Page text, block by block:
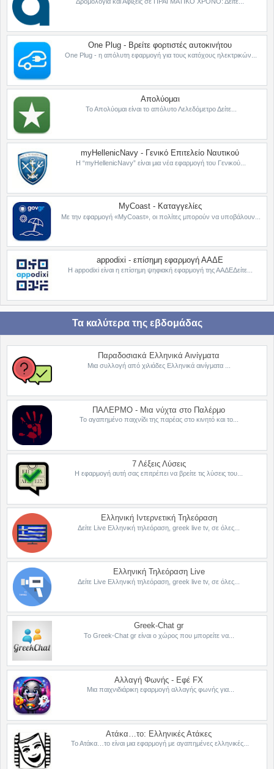
Δρομολόγια και Αφίξεις σε ΠΡΑΓΜΑΤΙΚΟ ΧΡΟΝΟ: Δείτε...
One Plug - Βρείτε φορτιστές αυτοκινήτου
One Plug - η απόλυτη εφαρμογή για τους κατόχους ηλεκτρικών...
Απολύομαι
Το Απολύομαι είναι το απόλυτο Λελεδόμετρο Δείτε...
myHellenicNavy - Γενικό Επιτελείο Ναυτικού
Η “myHellenicNavy” είναι μια νέα εφαρμογή του Γενικού...
MyCoast - Καταγγελίες
Με την εφαρμογή «MyCoast», οι πολίτες μπορούν να υποβάλουν...
appodixi - επίσημη εφαρμογή ΑΑΔΕ
Η appodixi είναι η επίσημη ψηφιακή εφαρμογή της ΑΑΔΕΔείτε...
Τα καλύτερα της εβδομάδας
Παραδοσιακά Ελληνικά Αινίγματα
Μια συλλογή από χιλιάδες Ελληνικά αινίγματα ...
ΠΑΛΕΡΜΟ - Μια νύχτα στο Παλέρμο
Το αγαπημένο παιχνίδι της παρέας στο κινητό και το...
7 Λέξεις Λύσεις
Η εφαρμογή αυτή σας επιτρέπει να βρείτε τις λύσεις του...
Ελληνική Ιντερνετική Τηλεόραση
Δείτε Live Ελληνική τηλεόραση, greek live tv, σε όλες...
Ελληνική Τηλεόραση Live
Δείτε Live Ελληνική τηλεόραση, greek live tv, σε όλες...
Greek-Chat gr
Το Greek-Chat gr είναι ο χώρος που μπορείτε να...
Αλλαγή Φωνής - Εφέ FX
Μια παιχνιδιάρικη εφαρμογή αλλαγής φωνής για...
Ατάκα…το: Ελληνικές Ατάκες
Το Ατάκα…το είναι μια εφαρμογή με αγαπημένες ελληνικές...